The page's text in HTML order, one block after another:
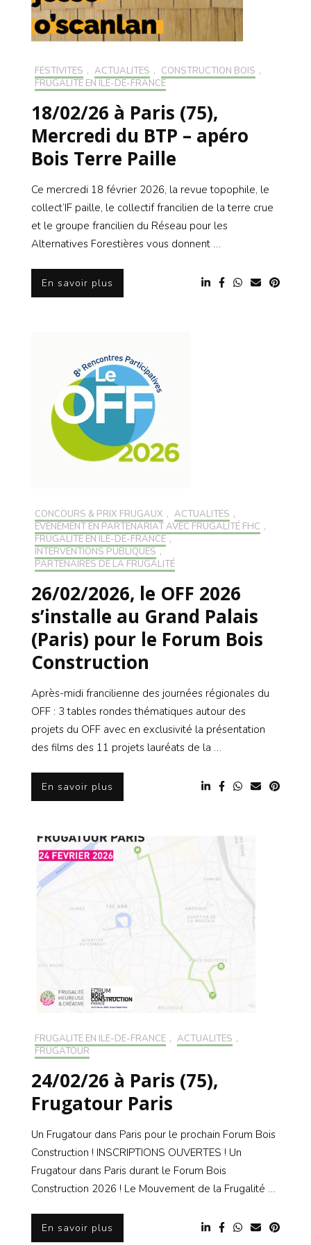
FESTIVITÉS , ACTUALITÉS , CONSTRUCTION BOIS ,
FRUGALITÉ EN ILE-DE-FRANCE
18/02/26 à Paris (75),
Mercredi du BTP – apéro
Bois Terre Paille
Ce mercredi 18 février 2026, la revue topophile, le
collect’IF paille, le collectif francilien de la terre crue
et le groupe francilien du Réseau pour les
Alternatives Forestières vous donnent …
En savoir plus
CONCOURS & PRIX FRUGAUX , ACTUALITÉS ,
EVÉNEMENT EN PARTENARIAT AVEC FRUGALITÉ FHC ,
FRUGALITÉ EN ILE-DE-FRANCE ,
INTERVENTIONS PUBLIQUES ,
PARTENAIRES DE LA FRUGALITÉ
26/02/2026, le OFF 2026
s’installe au Grand Palais
(Paris) pour le Forum Bois
Construction
Après-midi francilienne des journées régionales du
OFF : 3 tables rondes thématiques autour des
projets du OFF avec en exclusivité la présentation
des films des 11 projets lauréats de la …
En savoir plus
FRUGALITÉ EN ILE-DE-FRANCE , ACTUALITÉS ,
FRUGATOUR
24/02/26 à Paris (75),
Frugatour Paris
Un Frugatour dans Paris pour le prochain Forum Bois
Construction ! INSCRIPTIONS OUVERTES ! Un
Frugatour dans Paris durant le Forum Bois
Construction 2026 ! Le Mouvement de la Frugalité …
En savoir plus